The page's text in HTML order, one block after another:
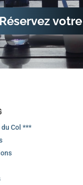
Réservez
Col ***